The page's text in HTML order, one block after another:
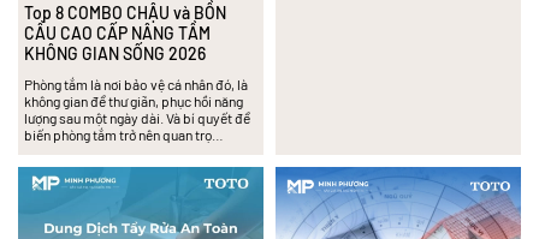
Top 8 COMBO CHẬU và BỒN
CẦU CAO CẤP NÂNG TẦM
KHÔNG GIAN SỐNG 2026
Phòng tắm là nơi bảo vệ cá nhân đó, là
không gian để thư giãn, phục hồi năng
lượng sau một ngày dài. Và bí quyết để
biến phòng tắm trở nên quan trọ…